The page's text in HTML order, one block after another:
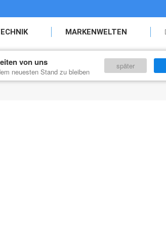
MARKENWELTEN
KONTAKT
von uns
neuesten Stand zu bleiben
später